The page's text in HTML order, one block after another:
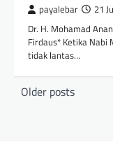
payalebar 21
Dr. H. Mohamad
Firdaus* Ketika Nabi
tidak lantas…
Posts
Older posts